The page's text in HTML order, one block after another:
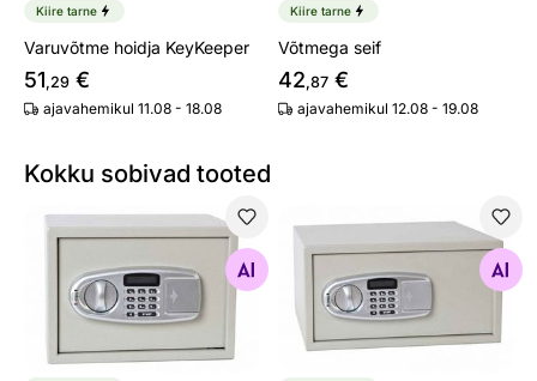
Kiire tarne
Varuvõtme hoidja KeyKeeper
51,29 €
ajavahemikul 11.08 - 18.08
Kiire tarne
Võtmega seif
42,87 €
ajavahemikul 12.08 - 19.08
Kokku sobivad tooted
Elektrooniline seif
Otsi sarnaseid
Elektrooniline seif
Otsi sarnaseid